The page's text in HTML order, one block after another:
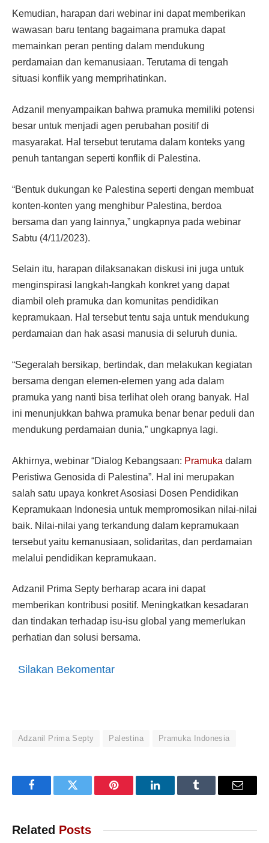
Kemudian, harapan dari webinar ini dapat memberikan
wawasan baru tentang bagaimana pramuka dapat
memainkan peran penting dalam mendukung
perdamaian dan kemanusiaan. Terutama di tengah
situasi konflik yang memprihatinkan.
Adzanil menyampaikan bahwa pramuka memiliki potensi
besar untuk menjadi agen perubahan positif di
masyarakat. Hal tersebut terutama dalam konteks yang
penuh tantangan seperti konflik di Palestina.
“Bentuk dukungan ke Palestina seperti dengan membuat
konten-konten yang menghibur Palestina, berdoa
bersama dan yang lainnya,” ungkapnya pada webinar
Sabtu (4/11/2023).
Selain itu, harapan dilaksanakan diskusi ini juga untuk
menginspirasi langkah-langkah konkret yang dapat
diambil oleh pramuka dan komunitas pendidikan
kepramukaan. Hal tersebut tentu saja untuk mendukung
perdamaian dan hak asasi manusia di seluruh dunia.
“Segeralah bersikap, bertindak, dan melakukan kegiatan
bersama dengan elemen-elemen yang ada dalam
pramuka yang nanti bisa terlihat oleh orang banyak. Hal
ini menunjukkan bahwa pramuka benar benar peduli dan
mendukung perdamaian dunia,” ungkapnya lagi.
Akhirnya, webinar “Dialog Kebangsaan: Pramuka dalam
Peristiwa Genosida di Palestina”. Hal ini merupakan
salah satu upaya konkret Asosiasi Dosen Pendidikan
Kepramukaan Indonesia untuk mempromosikan nilai-nilai
baik. Nilai-nilai yang terkandung dalam kepramukaan
tersebut yaitu kemanusiaan, solidaritas, dan perdamaian
melalui pendidikan kepramukaan.
Adzanil Prima Septy berharap acara ini dapat
memberikan kontribusi positif. Meningkatkan kesadaran
dan tindakan terhadap isu-isu global yang memerlukan
perhatian dan solusi bersama.
Silakan Bekomentar
Adzanil Prima Septy Palestina Pramuka Indonesia
FacebookTwitter Pinterest LinkedInTumblr Email
Related Posts